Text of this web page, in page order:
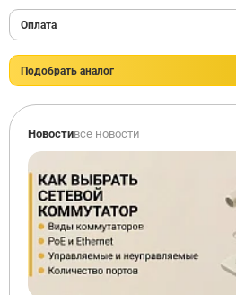
Оплата
Подобрать аналог
Новостивсе новости